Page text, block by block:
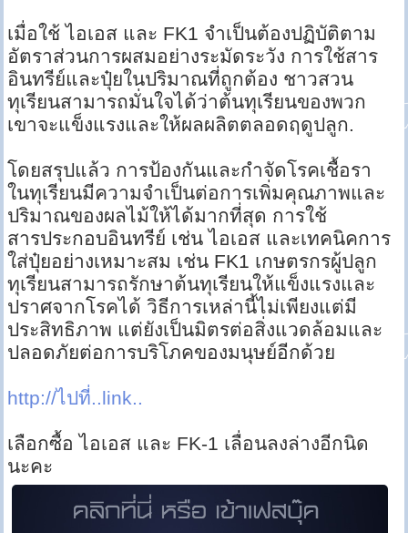
เมื่อใช้ ไอเอส และ FK1 จำเป็นต้องปฏิบัติตาม
อัตราส่วนการผสมอย่างระมัดระวัง การใช้สาร
อินทรีย์และปุ๋ยในปริมาณที่ถูกต้อง ชาวสวน
ทุเรียนสามารถมั่นใจได้ว่าต้นทุเรียนของพวก
เขาจะแข็งแรงและให้ผลผลิตตลอดฤดูปลูก.
โดยสรุปแล้ว การป้องกันและกำจัดโรคเชื้อรา
ในทุเรียนมีความจำเป็นต่อการเพิ่มคุณภาพและ
ปริมาณของผลไม้ให้ได้มากที่สุด การใช้
สารประกอบอินทรีย์ เช่น ไอเอส และเทคนิคการ
ใส่ปุ๋ยอย่างเหมาะสม เช่น FK1 เกษตรกรผู้ปลูก
ทุเรียนสามารถรักษาต้นทุเรียนให้แข็งแรงและ
ปราศจากโรคได้ วิธีการเหล่านี้ไม่เพียงแต่มี
ประสิทธิภาพ แต่ยังเป็นมิตรต่อสิ่งแวดล้อมและ
ปลอดภัยต่อการบริโภคของมนุษย์อีกด้วย
http://ไปที่..link..
เลือกซื้อ ไอเอส และ FK-1 เลื่อนลงล่างอีกนิด
นะคะ